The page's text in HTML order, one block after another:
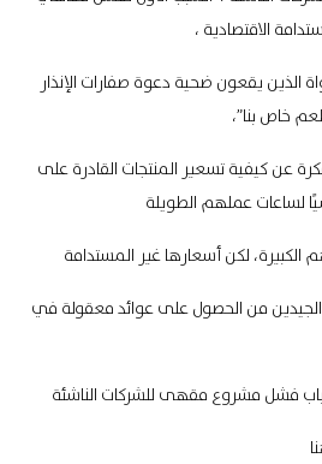
الاقتصادية ،
الذين يقعون ضحية دعوة صفارات الإنذار
خاص بنا”،
عن كيفية تسعير المنتجات القادرة على
لساعات عملهم الطويلة
الكبيرة، لكن أسعارها غير المستدامة
من الحصول على عوائد معقولة في
فشل مشروع مقهى للشركات الناشئة